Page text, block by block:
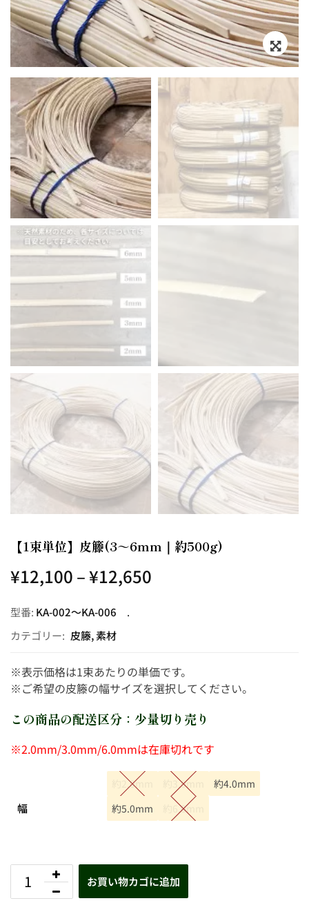
【1束単位】皮籐(3～6mm｜約500g)
¥12,100 –¥12,650
型番: KA-002～KA-006
カテゴリー: 皮籐,素材
※表示価格は1束あたりの単価です。
※ご希望の皮籐の幅サイズを選択してください。
この商品の配送区分：少量切り売り
※2.0mm/3.0mm/6.0mmは在庫切れです
幅
約2.0mm 約3.0mm
約4.0mm
約5.0mm
約6.0mm
お買い物カゴに追加